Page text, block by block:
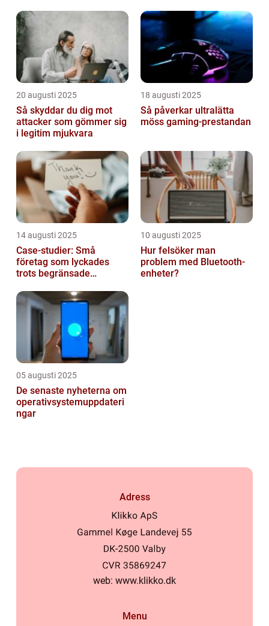
20 augusti 2025
Så skyddar du dig mot
attacker som gömmer sig
i legitim mjukvara
18 augusti 2025
Så påverkar ultralätta
möss gaming-prestandan
14 augusti 2025
Case-studier: Små
företag som lyckades
trots begränsade
10 augusti 2025
Hur felsöker man
problem med Bluetooth-
enheter?
05 augusti 2025
De senaste nyheterna om
operativsystemuppdateri
ngar
Adress
web: www.klikko.dk
Menu